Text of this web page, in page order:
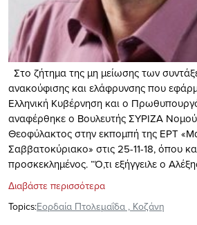
Στο ζήτημα της μη μείωσης των
ανακούφισης και ελάφρυνσης που
Ελληνική Κυβέρνηση και ο
αναφέρθηκε ο Βουλευτής ΣΥΡΙΖΑ Νομού
Θεοφύλακτος στην εκπομπή της ΕΡΤ
Σαββατοκύριακο» στις 25-11-18, όπου
προσκεκλημένος. “Ό,τι εξήγγειλε ο
Διαβάστε περισσότερα
Topics:Εορδαία Πτολεμαΐδα , Κοζάνη